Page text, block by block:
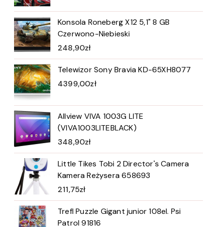
Konsola Roneberg X12 5,1" 8 GB
Czerwono-Niebieski
248,90zł
Telewizor Sony Bravia KD-65XH8077
4399,00zł
Allview VIVA 1003G LITE
(VIVA1003LITEBLACK)
348,90zł
Little Tikes Tobi 2 Director's Camera
Kamera Reżysera 658693
211,75zł
Trefl Puzzle Gigant junior 108el. Psi
Patrol 91816